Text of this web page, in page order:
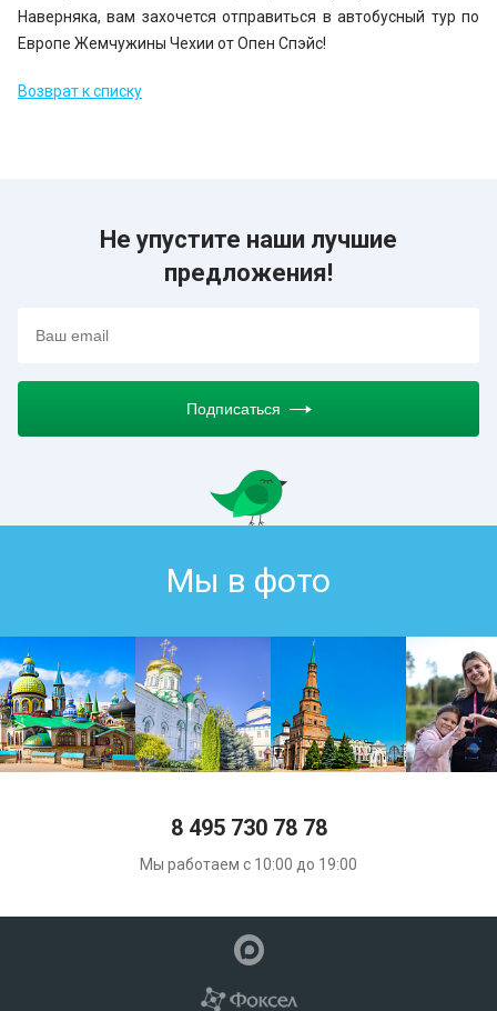
Наверняка, вам захочется отправиться в автобусный тур по
Европе Жемчужины Чехии от Опен Спэйс!
Возврат к списку
Не упустите наши лучшие
предложения!
Подписаться
Мы в фото
8 495 730 78 78
Мы работаем с 10:00 до 19:00